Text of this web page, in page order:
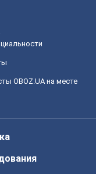
OBOZ.UA на месте